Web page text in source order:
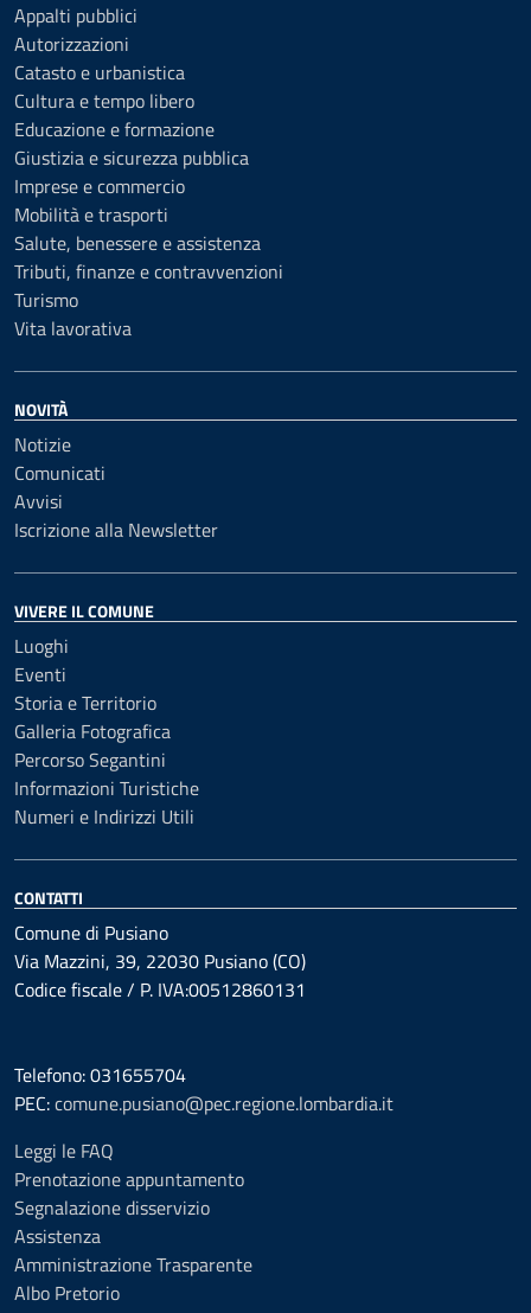
Appalti pubblici
Autorizzazioni
Catasto e urbanistica
Cultura e tempo libero
Educazione e formazione
Giustizia e sicurezza pubblica
Imprese e commercio
Mobilità e trasporti
Salute, benessere e assistenza
Tributi, finanze e contravvenzioni
Turismo
Vita lavorativa
NOVITÀ
Notizie
Comunicati
Avvisi
Iscrizione alla Newsletter
VIVERE IL COMUNE
Luoghi
Eventi
Storia e Territorio
Galleria Fotografica
Percorso Segantini
Informazioni Turistiche
Numeri e Indirizzi Utili
CONTATTI
Comune di Pusiano
Via Mazzini, 39, 22030 Pusiano (CO)
Codice fiscale / P. IVA:00512860131
Telefono: 031655704
PEC:comune.pusiano@pec.regione.lombardia.it
Leggi le FAQ
Prenotazione appuntamento
Segnalazione disservizio
Assistenza
Amministrazione Trasparente
Albo Pretorio